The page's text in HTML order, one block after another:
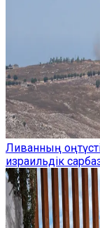
Ливанның
израильдік